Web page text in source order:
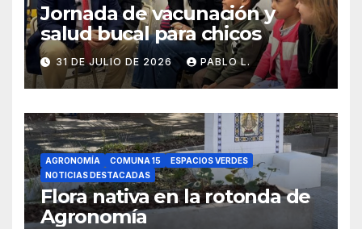
Jornada de vacunación y
salud bucal para chicos
31 DE JULIO DE 2026 PABLO L.
AGRONOMÍA COMUNA 15
ESPACIOS VERDES
NOTICIAS DESTACADAS
Flora nativa en la rotonda de
Agronomía